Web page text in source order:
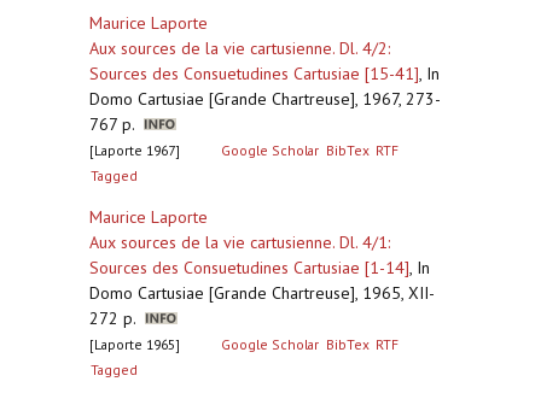
Maurice Laporte
Aux sources de la vie cartusienne. Dl. 4/2:
Sources des Consuetudines Cartusiae [15-41], In
Domo Cartusiae [Grande Chartreuse], 1967, 273-
767 p.
[Laporte 1967] Google Scholar BibTex RTF
Tagged
Maurice Laporte
Aux sources de la vie cartusienne. Dl. 4/1:
Sources des Consuetudines Cartusiae [1-14], In
Domo Cartusiae [Grande Chartreuse], 1965, XII-
272 p.
[Laporte 1965] Google Scholar BibTex RTF
Tagged